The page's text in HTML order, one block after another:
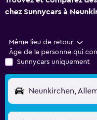
chez Sunnycars à
Même lieu de retour
Âge de la personne qui
Sunnycars uniquement
Neunkirchen,